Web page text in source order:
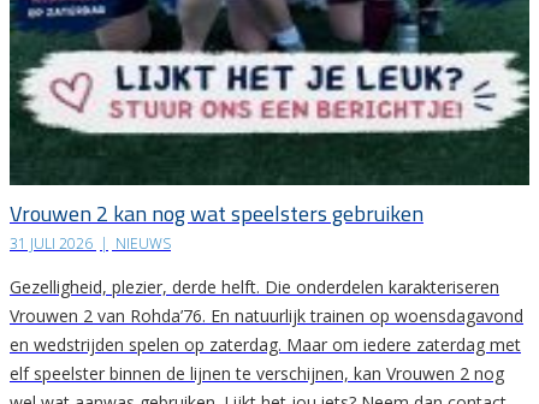
Vrouwen 2 kan nog wat speelsters gebruiken
31 JULI 2026 | NIEUWS
Gezelligheid, plezier, derde helft. Die onderdelen karakteriseren
Vrouwen 2 van Rohda’76. En natuurlijk trainen op woensdagavond
en wedstrijden spelen op zaterdag. Maar om iedere zaterdag met
elf speelster binnen de lijnen te verschijnen, kan Vrouwen 2 nog